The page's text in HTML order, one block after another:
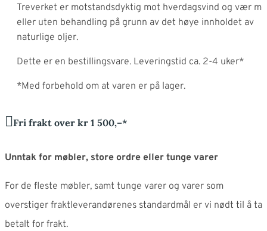
Treverket er motstandsdyktig mot hverdagsvind og vær
eller uten behandling på grunn av det høye innholdet av
naturlige oljer.
Dette er en bestillingsvare. Leveringstid ca. 2-4 uker*
*Med forbehold om at varen er på lager.
Fri frakt over kr 1 500,–*
Unntak for møbler, store ordre eller tunge varer
For de fleste møbler, samt tunge varer og varer som
overstiger fraktleverandørenes standardmål er vi nødt til å ta
betalt for frakt.